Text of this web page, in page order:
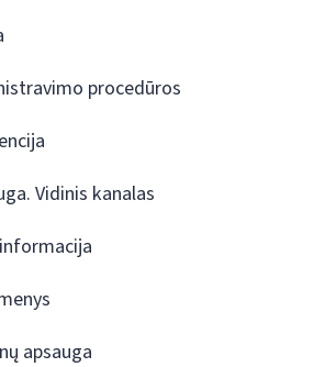
procedūros
Vidinis kanalas
apsauga